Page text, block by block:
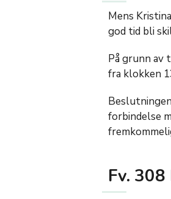
Mens
god tid bli
På grunn
fra klokken
forbindelse
Fv.